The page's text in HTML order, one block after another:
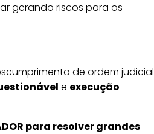
gerando riscos para os
de ordem judicial
e execução
para resolver grandes